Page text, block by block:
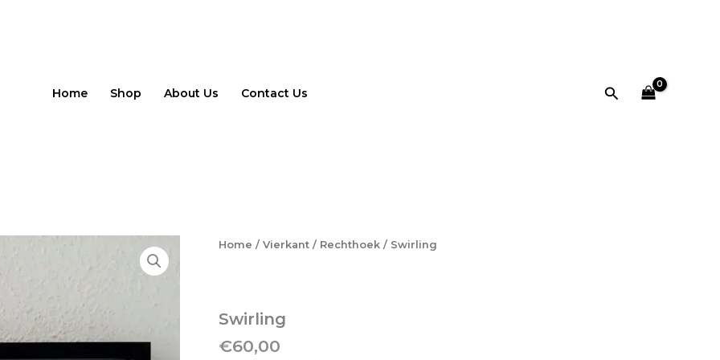
Home Shop About Us Contact Us Zoeken
Home / Vierkant / Rechthoek / Swirling
Swirling
€60,00
Swirling